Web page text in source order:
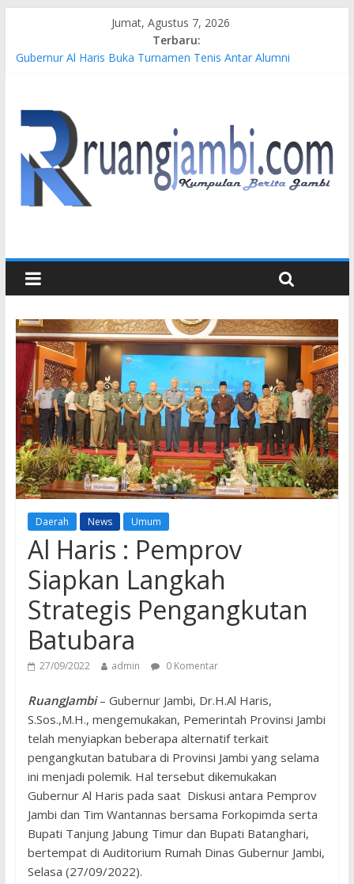
Jumat, Agustus 7, 2026
Terbaru:
Gubernur Al Haris Buka Turnamen Tenis Antar Alumni
Atas Jalur Pipa Migas Demi Keselamatan Bersama
Kasus Brigadir EWS: 4 Anggota Polisi Tersangka Resmi
Didampingi Pengacara Chris Januardi
Hj. Hesti Haris Dorong Lahirnya Wirausaha Muda Melalui
Pelatihan Batik Kontemporer PKW
Siap Dukung Kegiatan Hulu Migas, Kapolda Jambi Kunjungi
Daerah News Umum
Al Haris : Pemprov
Siapkan Langkah
Strategis Pengangkutan
Batubara
27/09/2022 admin 0 Komentar
RuangJambi– Gubernur Jambi, Dr.H.Al Haris,
S.Sos.,M.H., mengemukakan, Pemerintah Provinsi Jambi
telah menyiapkan beberapa alternatif terkait
pengangkutan batubara di Provinsi Jambi yang selama
ini menjadi polemik. Hal tersebut dikemukakan
Gubernur Al Haris pada saat Diskusi antara Pemprov
Jambi dan Tim Wantannas bersama Forkopimda serta
Bupati Tanjung Jabung Timur dan Bupati Batanghari,
bertempat di Auditorium Rumah Dinas Gubernur Jambi,
Selasa (27/09/2022).